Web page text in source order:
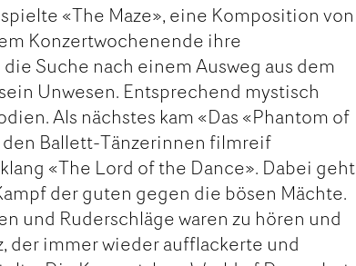
«The Maze», eine Komposition von
Konzertwochenende ihre
Suche nach einem Ausweg aus dem
Unwesen. Entsprechend mystisch
Als nächstes kam «Das «Phantom of
den Ballett-Tänzerinnen filmreif
«The Lord of the Dance». Dabei geht
der guten gegen die bösen Mächte.
und Ruderschläge waren zu hören und
der immer wieder aufflackerte und